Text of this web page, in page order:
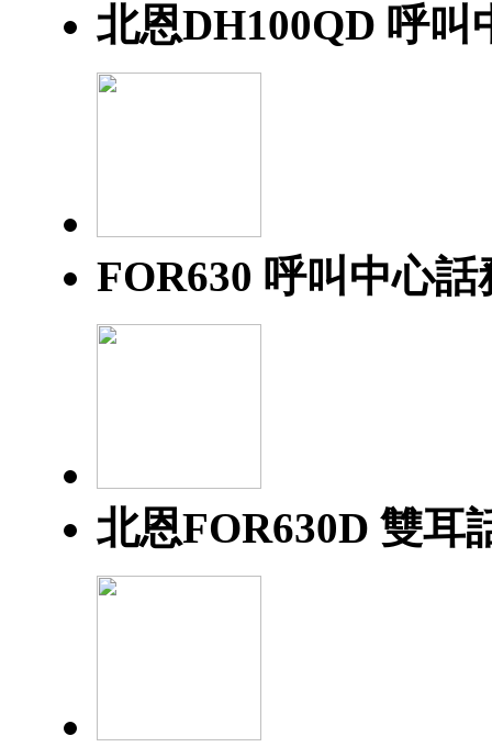
北恩DH100QD 呼叫
FOR630 呼叫中心話
北恩FOR630D 雙耳